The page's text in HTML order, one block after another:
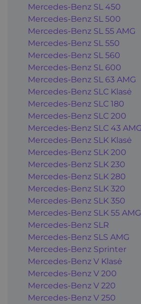
Mercedes-Benz SL 450
Mercedes-Benz SL 500
Mercedes-Benz SL 55 AMG
Mercedes-Benz SL 550
Mercedes-Benz SL 560
Mercedes-Benz SL 600
Mercedes-Benz SL 63 AMG
Mercedes-Benz SLC Klasė
Mercedes-Benz SLC 180
Mercedes-Benz SLC 200
Mercedes-Benz SLC 43 AMG
Mercedes-Benz SLK Klasė
Mercedes-Benz SLK 200
Mercedes-Benz SLK 230
Mercedes-Benz SLK 280
Mercedes-Benz SLK 320
Mercedes-Benz SLK 350
Mercedes-Benz SLK 55 AMG
Mercedes-Benz SLR
Mercedes-Benz SLS AMG
Mercedes-Benz Sprinter
Mercedes-Benz V Klasė
Mercedes-Benz V 200
Mercedes-Benz V 220
Mercedes-Benz V 250